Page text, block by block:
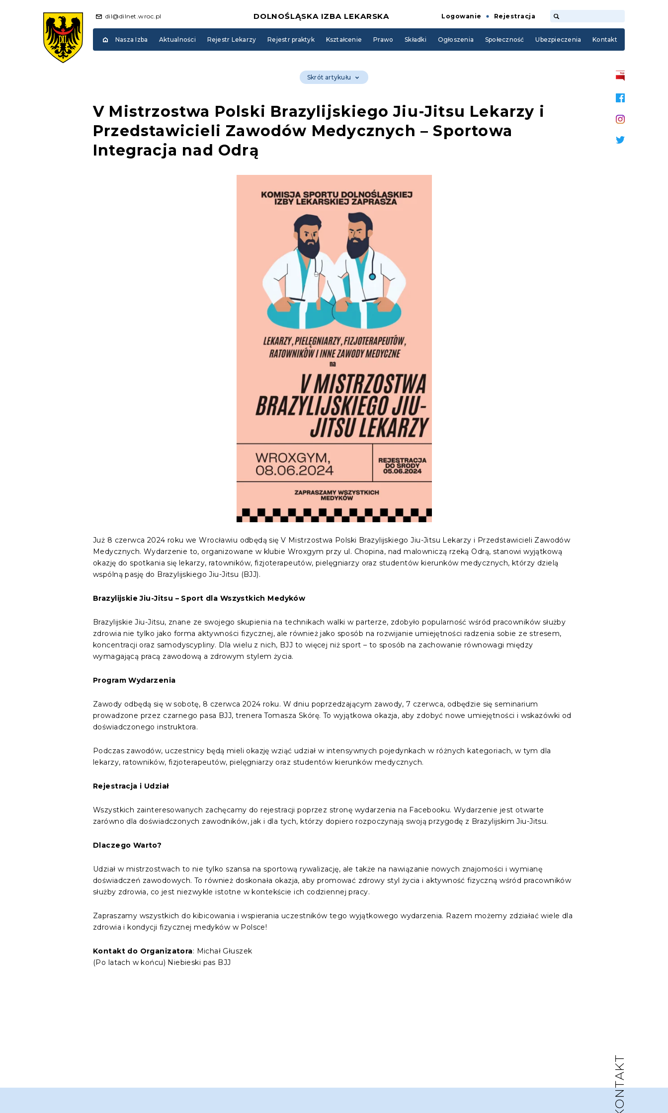
dil@dilnet.wroc.pl DOLNOŚLĄSKA IZBA LEKARSKA Logowanie Rejestracja
Nasza Izba Aktualności Rejestr Lekarzy Rejestr praktyk Kształcenie Prawo Składki Ogłoszenia Społeczność Ubezpieczenia Kontakt
Skrót artykułu
V Mistrzostwa Polski Brazylijskiego Jiu-Jitsu Lekarzy i
Przedstawicieli Zawodów Medycznych – Sportowa
Integracja nad Odrą
Już 8 czerwca 2024 roku we Wrocławiu odbędą się V Mistrzostwa Polski Brazylijskiego Jiu-Jitsu Lekarzy i Przedstawicieli Zawodów
Medycznych. Wydarzenie to, organizowane w klubie Wroxgym przy ul. Chopina, nad malowniczą rzeką Odrą, stanowi wyjątkową
okazję do spotkania się lekarzy, ratowników, fizjoterapeutów, pielęgniarzy oraz studentów kierunków medycznych, którzy dzielą
wspólną pasję do Brazylijskiego Jiu-Jitsu (BJJ).
Brazylijskie Jiu-Jitsu – Sport dla Wszystkich Medyków
Brazylijskie Jiu-Jitsu, znane ze swojego skupienia na technikach walki w parterze, zdobyło popularność wśród pracowników służby
zdrowia nie tylko jako forma aktywności fizycznej, ale również jako sposób na rozwijanie umiejętności radzenia sobie ze stresem,
koncentracji oraz samodyscypliny. Dla wielu z nich, BJJ to więcej niż sport – to sposób na zachowanie równowagi między
wymagającą pracą zawodową a zdrowym stylem życia.
Program Wydarzenia
Zawody odbędą się w sobotę, 8 czerwca 2024 roku. W dniu poprzedzającym zawody, 7 czerwca, odbędzie się seminarium
prowadzone przez czarnego pasa BJJ, trenera Tomasza Skórę. To wyjątkowa okazja, aby zdobyć nowe umiejętności i wskazówki od
doświadczonego instruktora.
Podczas zawodów, uczestnicy będą mieli okazję wziąć udział w intensywnych pojedynkach w różnych kategoriach, w tym dla
lekarzy, ratowników, fizjoterapeutów, pielęgniarzy oraz studentów kierunków medycznych.
Rejestracja i Udział
Wszystkich zainteresowanych zachęcamy do rejestracji poprzez stronę wydarzenia na Facebooku. Wydarzenie jest otwarte
zarówno dla doświadczonych zawodników, jak i dla tych, którzy dopiero rozpoczynają swoją przygodę z Brazylijskim Jiu-Jitsu.
Dlaczego Warto?
Udział w mistrzostwach to nie tylko szansa na sportową rywalizację, ale także na nawiązanie nowych znajomości i wymianę
doświadczeń zawodowych. To również doskonała okazja, aby promować zdrowy styl życia i aktywność fizyczną wśród pracowników
służby zdrowia, co jest niezwykle istotne w kontekście ich codziennej pracy.
Zapraszamy wszystkich do kibicowania i wspierania uczestników tego wyjątkowego wydarzenia. Razem możemy zdziałać wiele dla
zdrowia i kondycji fizycznej medyków w Polsce!
Kontakt do Organizatora: Michał Głuszek
(Po latach w końcu) Niebieski pas BJJ
KONTAKT